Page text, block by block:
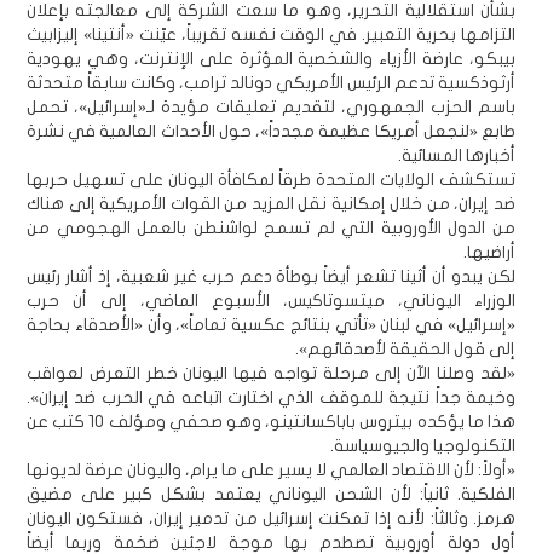
بشأن استقلالية التحرير، وهو ما سعت الشركة إلى معالجته بإعلان
التزامها بحرية التعبير. في الوقت نفسه تقريباً، عيّنت «أنتينا» إليزابيث
بيبكو، عارضة الأزياء والشخصية المؤثرة على الإنترنت، وهي يهودية
أرثوذكسية تدعم الرئيس الأمريكي دونالد ترامب، وكانت سابقاً متحدثة
باسم الحزب الجمهوري، لتقديم تعليقات مؤيدة لـ«إسرائيل»، تحمل
طابع «لنجعل أمريكا عظيمة مجدداً»، حول الأحداث العالمية في نشرة
أخبارها المسائية.
تستكشف الولايات المتحدة طرقاً لمكافأة اليونان على تسهيل حربها
ضد إيران، من خلال إمكانية نقل المزيد من القوات الأمريكية إلى هناك
من الدول الأوروبية التي لم تسمح لواشنطن بالعمل الهجومي من
أراضيها.
لكن يبدو أن أثينا تشعر أيضاً بوطأة دعم حرب غير شعبية، إذ أشار رئيس
الوزراء اليوناني، ميتسوتاكيس، الأسبوع الماضي، إلى أن حرب
«إسرائيل» في لبنان «تأتي بنتائج عكسية تماماً»، وأن «الأصدقاء بحاجة
إلى قول الحقيقة لأصدقائهم».
«لقد وصلنا الآن إلى مرحلة تواجه فيها اليونان خطر التعرض لعواقب
وخيمة جداً نتيجة للموقف الذي اختارت اتباعه في الحرب ضد إيران».
هذا ما يؤكده بيتروس باباكسانتينو، وهو صحفي ومؤلف 10 كتب عن
التكنولوجيا والجيوسياسة.
«أولاً: لأن الاقتصاد العالمي لا يسير على ما يرام، واليونان عرضة لديونها
الفلكية. ثانياً: لأن الشحن اليوناني يعتمد بشكل كبير على مضيق
هرمز. وثالثاً: لأنه إذا تمكنت إسرائيل من تدمير إيران، فستكون اليونان
أول دولة أوروبية تصطدم بها موجة لاجئين ضخمة وربما أيضاً